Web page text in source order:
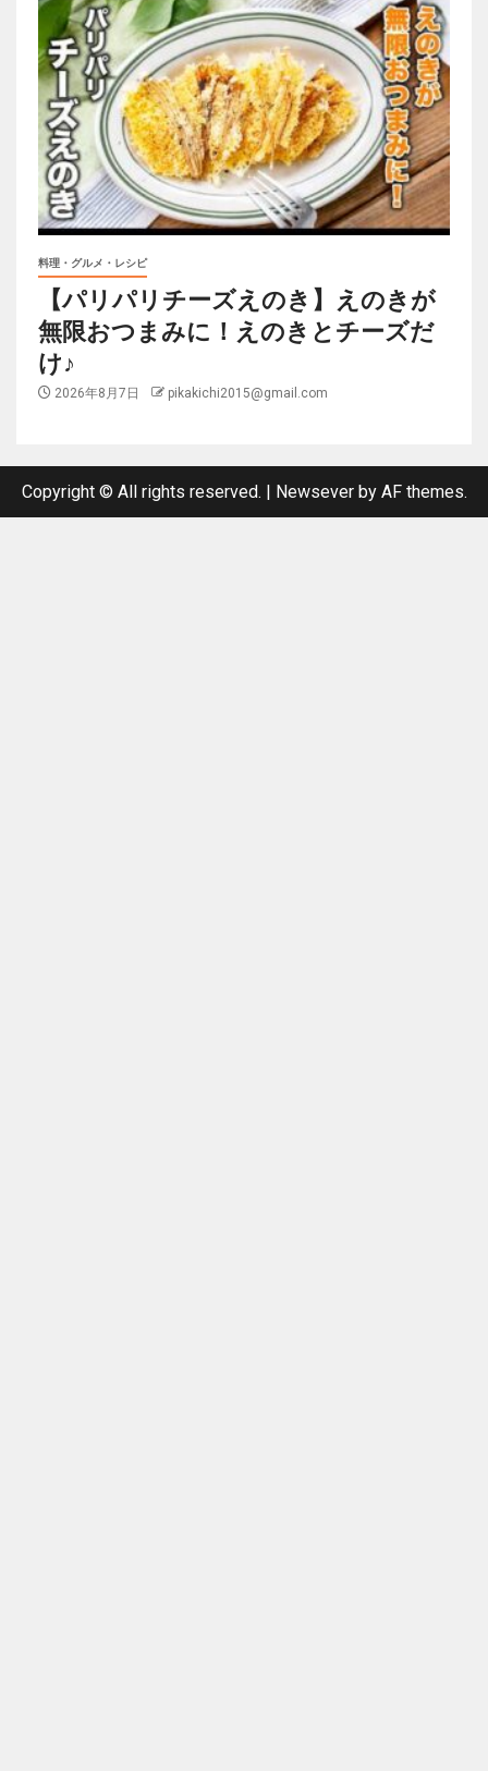
料理・グルメ・レシピ
【パリパリチーズえのき】えのきが
無限おつまみに！えのきとチーズだ
け♪
2026年8月7日 pikakichi2015@gmail.com
Copyright © All rights reserved. | Newseverby AF themes.